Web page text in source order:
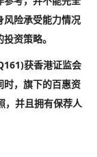
风险承受能力情况
资策略。
获香港证监会
时，旗下的百惠资
，并且拥有保荐人